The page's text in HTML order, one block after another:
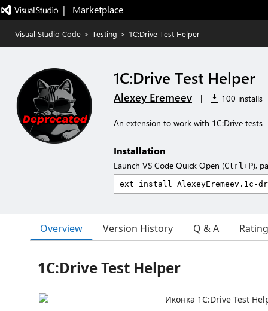
|   Marketplace
Visual Studio Code > Testing > 1C:Drive Test Helper
1C:Drive Test Helper
Alexey Eremeev | 100 installs
An extension to work with 1C:Drive tests
Installation
Launch VS Code Quick Open (Ctrl+P),
Overview Version History Q & A
1C:Drive Test Helper